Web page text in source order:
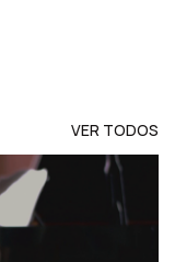
VER TODOS